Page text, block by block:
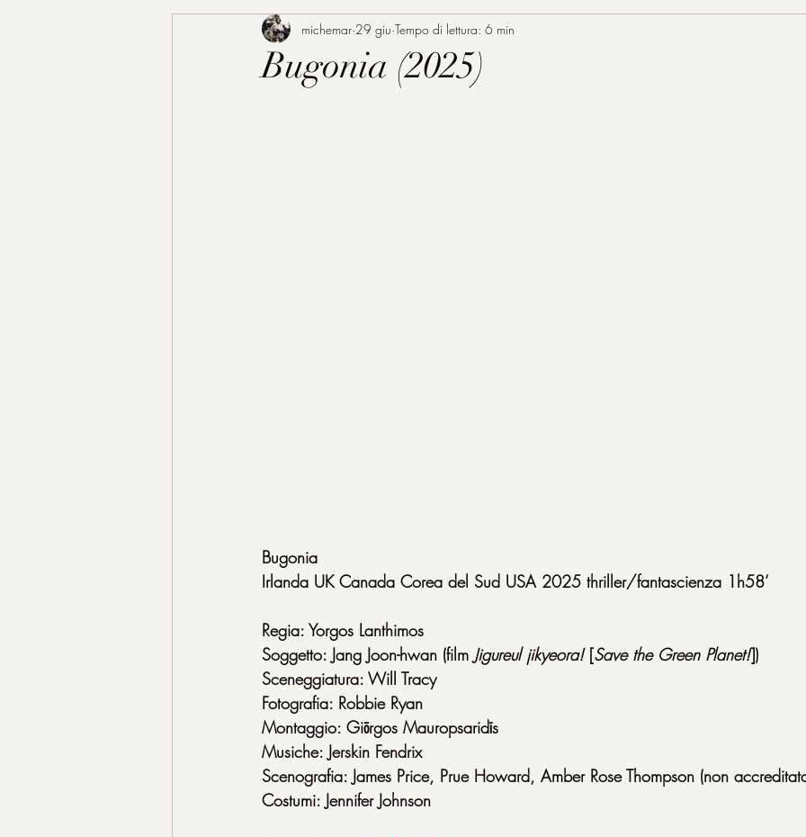
Bugonia (2025)
michemar 29 giu Tempo di lettura: 6 min
Bugonia
Irlanda UK Canada Corea del Sud USA 2025 thriller/fantascienza 1h58’
Regia: Yorgos Lanthimos
Soggetto: Jang Joon-hwan (film Jigureul jikyeora! [Save the Green Planet!])
Sceneggiatura: Will Tracy
Fotografia: Robbie Ryan
Montaggio: Giōrgos Mauropsaridīs
Musiche: Jerskin Fendrix
Scenografia: James Price, Prue Howard, Amber Rose Thompson (non
Costumi: Jennifer Johnson